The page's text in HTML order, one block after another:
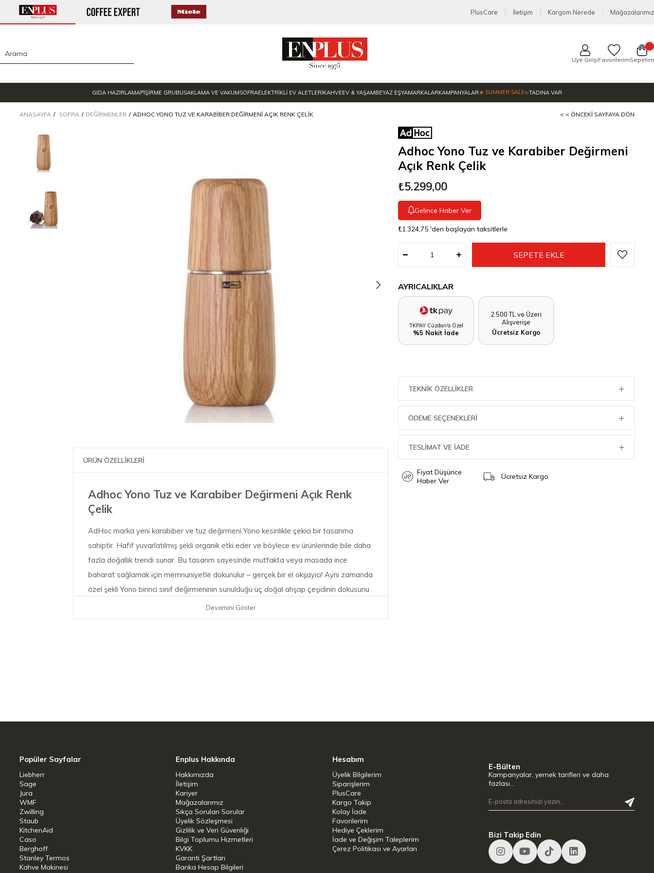
PlusCare İletişim Kargom Nerede Mağazalarımız
Üye GirişiFavorilerimSepetim
GIDA HAZIRLAMAPİŞİRME GRUBUSAKLAMA VE VAKUMSOFRAELEKTRİKLİ EV ALETLERİKAHVEEV & YAŞAMBEYAZ EŞYAMARKALARKAMPANYALAR☀️ SUMMER SALE✨TADINA VAR
ANASAYFA SOFRA DEĞIRMENLER ADHOC YONO TUZ VE KARABIBER DEĞIRMENI AÇIK RENK ÇELIK < < ÖNCEKI SAYFAYA DÖN
ÜRÜN ÖZELLİKLERİ
Adhoc Yono Tuz ve Karabiber Değirmeni Açık Renk
Çelik
AdHoc marka yeni karabiber ve tuz değirmeni Yono kesinlikle çekici bir tasarıma
sahiptir. Hafif yuvarlatılmış şekli organik etki eder ve böylece ev ürünlerinde bile daha
fazla doğallık trendi sunar. Bu tasarım sayesinde mutfakta veya masada ince
baharat sağlamak için memnuniyetle dokunulur – gerçek bir el okşayıcı! Aynı zamanda
özel şekli Yono birinci sınıf değirmeninin sunulduğu üç doğal ahşap çeşidinin dokusunu
mükemmel bir şekilde öne çıkarır. Akasya ağacının yanında açık veya koyu yağlı meşe
seçeneği mevcuttur.
boyutta mevcuttur ve masada veya mutfakta gerçekten göz alıcıdır. Gurmeler ve
Ürün Boyutları: 7 x 7 x 18 cm
Ürün Ağırlığı: 490 Gram
Devamını Göster
Adhoc Yono Tuz ve Karabiber Değirmeni
Açık Renk Çelik
₺5.299,00
Gelince Haber Ver
₺1.324,75 'den başlayan taksitlerle
AYRICALIKLAR
TKPAY Cüzdan'a Özel
%5 Nakit İade
2.500 TL ve Üzeri
Alışverişe
Ücretsiz Kargo
TEKNIK ÖZELLIKLER
ÖDEME SEÇENEKLERI
TESLİMAT VE İADE
Fiyat Düşünce
Haber Ver
Ücretsiz Kargo
Popüler Sayfalar
Liebherr
Sage
Jura
WMF
Zwilling
Staub
KitchenAid
Caso
Berghoff
Stanley Termos
Kahve Makinesi
Enplus Hakkında
Hakkımızda
İletişim
Kariyer
Mağazalarımız
Sıkça Sorulan Sorular
Üyelik Sözleşmesi
Gizlilik ve Veri Güvenliği
Bilgi Toplumu Hizmetleri
KVKK
Garanti Şartları
Banka Hesap Bilgileri
Hesabım
Üyelik Bilgilerim
Siparişlerim
PlusCare
Kargo Takip
Kolay İade
Favorilerim
Hediye Çeklerim
İade ve Değişim Taleplerim
Çerez Politikası ve Ayarları
E-Bülten
Kampanyalar, yemek tarifleri ve daha
fazlası…
Bizi Takip Edin